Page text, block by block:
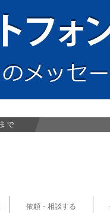
依頼・相談する